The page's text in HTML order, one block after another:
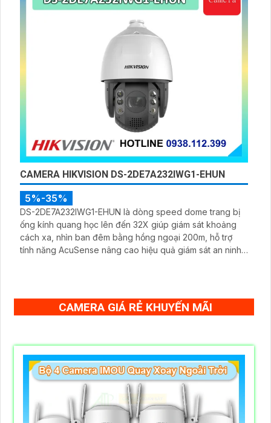
CAMERA HIKVISION DS-2DE7A232IWG1-EHUN
5%-35%
DS-2DE7A232IWG1-EHUN là dòng speed dome trang bị
ống kính quang học lên đến 32X giúp giám sát khoảng
cách xa, nhìn ban đêm bằng hồng ngoại 200m, hỗ trợ
tính năng AcuSense nâng cao hiệu quả giám sát an ninh,
CAMERA GIÁ RẺ KHUYẾN MÃI